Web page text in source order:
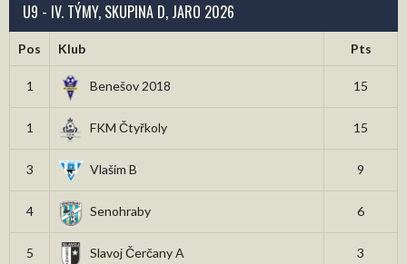
U9 - IV. TÝMY, SKUPINA D, JARO 2026
Pos Klub Pts
1 Benešov 2018 15
1 FKM Čtyřkoly 15
3 Vlašim B 9
4 Senohraby 6
5 Slavoj Čerčany A 3